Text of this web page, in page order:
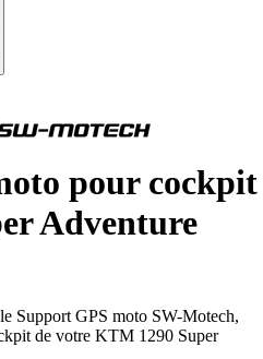
pour cockpit
Adventure
Support GPS moto SW-Motech,
de votre KTM 1290 Super